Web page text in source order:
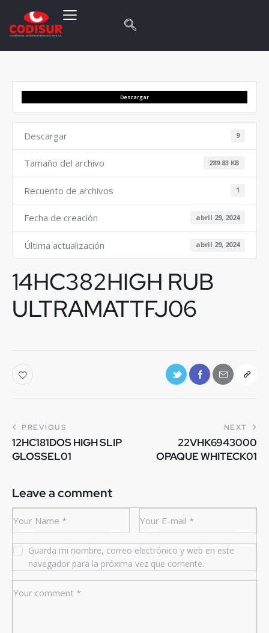
Descargar
Descargar 9
Tamaño del archivo 289.83 KB
Recuento de archivos 1
Fecha de creación abril 29, 2024
Última actualización abril 29, 2024
14HC382HIGH RUB
ULTRAMATTFJ06
PREVIOUS
12HC181DOS HIGH SLIP
GLOSSEL01
NEXT
22VHK6943000
OPAQUE WHITECK01
Leave a comment
Guarda mi nombre, correo electrónico y web en este
navegador para la próxima vez que comente.